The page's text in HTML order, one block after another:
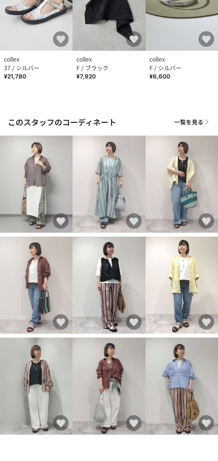
collex
37 / シルバー
¥21,780
collex
F / ブラック
¥7,920
collex
F / シルバー
¥6,600
このスタッフのコーディネート 一覧を見る